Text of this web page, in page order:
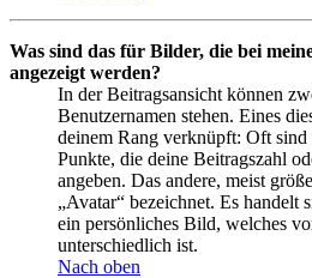
Was sind das für Bilder, die bei
angezeigt werden?
In der Beitragsansicht können
Benutzernamen stehen. Eines
deinem Rang verknüpft: Oft sind
Punkte, die deine Beitragszahl
angeben. Das andere, meist
„Avatar“ bezeichnet. Es handelt
ein persönliches Bild, welches
unterschiedlich ist.
Nach oben